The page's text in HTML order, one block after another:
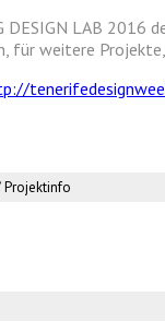
LAB 2016
für weitere
Projektinfo